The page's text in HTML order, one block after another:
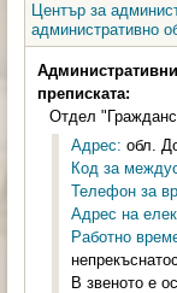
Център за
административно
преписката:
Отдел
Адрес: обл.
Код за
Телефон за
Адрес на
Работно
В звеното е